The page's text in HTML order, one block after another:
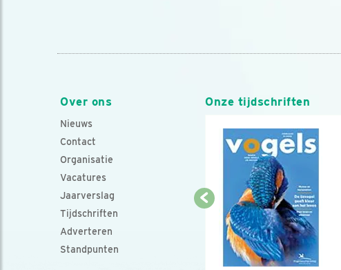
Over ons
Nieuws
Contact
Organisatie
Vacatures
Jaarverslag
Tijdschriften
Adverteren
Standpunten
Onze tijdschriften